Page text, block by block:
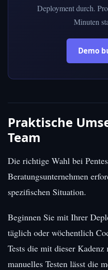
Deployment durch.
Minuten
Demo
Praktische
Team
Die richtige Wahl bei
Beratungsunternehmen
spezifischen Situation.
Beginnen Sie mit Ihrer
täglich oder wöchentlich
Tests die mit dieser
manuelles Testen lässt die